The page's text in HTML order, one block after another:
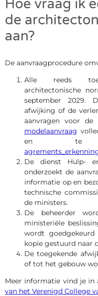
Hoe vraag ik
de
aan?
De aanvraagprocedure
Alle reeds
architectonische
september 2029.
afwijking of de
aanvragen voor de
modelaanvraag
en te
De dienst Hulp-
onderzoekt de
informatie op en
technische
de ministers.
De beheerder
ministeriële
wordt
kopie gestuurd naar
De toegekende
of tot het gebouw
Meer informatie vind je in
van het Verenigd College